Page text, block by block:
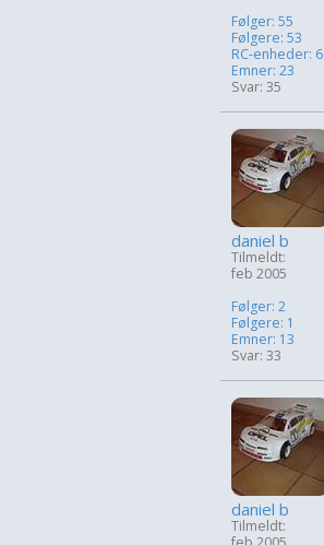
Følger: 55
Følgere: 53
RC-enheder: 6
Emner: 23
Svar: 35
daniel b
Tilmeldt:
feb 2005
Følger: 2
Følgere: 1
Emner: 13
Svar: 33
daniel b
Tilmeldt: